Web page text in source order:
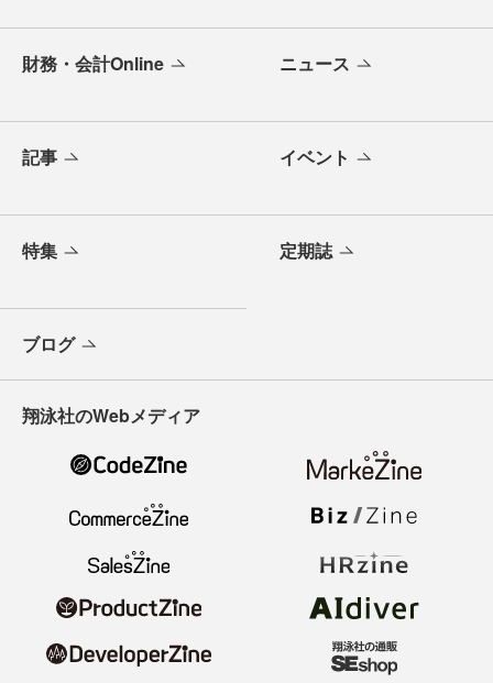
財務・会計Online ニュース
記事 イベント
特集 定期誌
ブログ
翔泳社のWebメディア